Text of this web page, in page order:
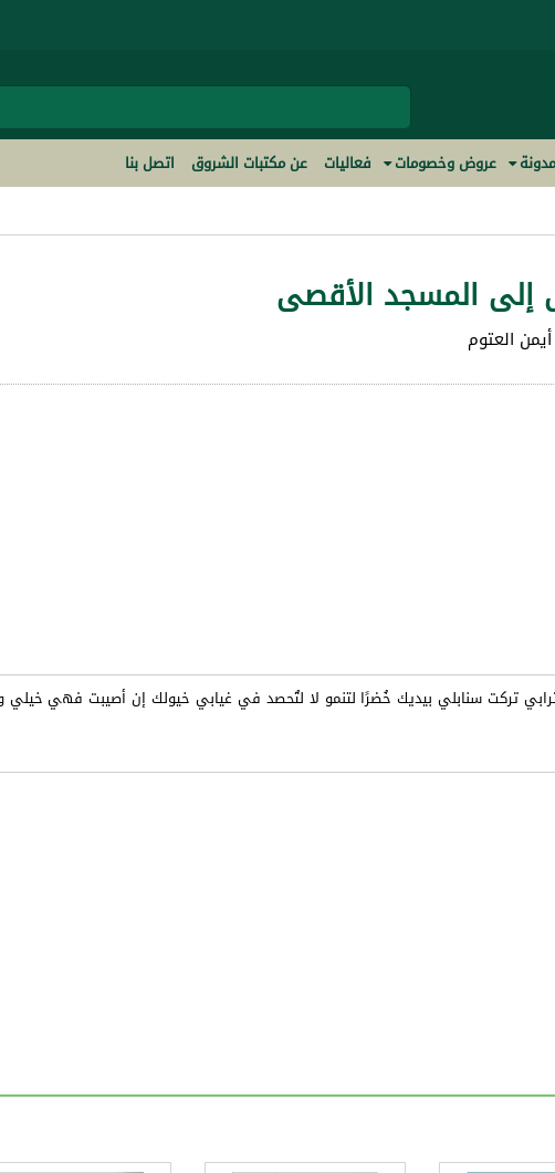
مدونة عروض وخصومات فعاليات عن مكتبات الشروق اتصل بنا
إلى المسجد الأقصى
أيمن العتوم
تركت سنابلي بيديك خُضرًا لتنمو لا لتُحصد في غيابي خيولك إن أصيبت فهي